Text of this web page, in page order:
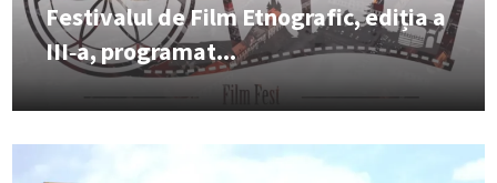
Festivalul de Film Etnografic, ediția a
III‑a, programat...